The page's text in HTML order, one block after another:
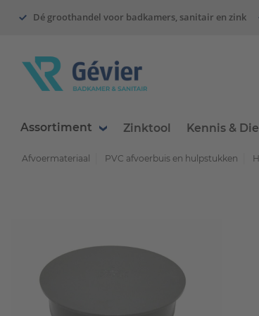
Dé groothandel voor badkamers, sanitair en zink
Assortiment Zinktool Kennis &
Afvoermateriaal PVC afvoerbuis en hulpstukken